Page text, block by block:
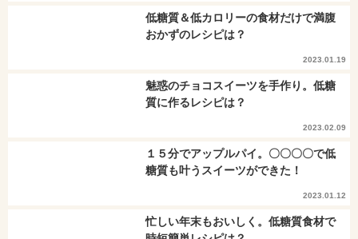
低糖質＆低カロリーの食材だけで満腹
おかずのレシピは？
2023.01.19
魅惑のチョコスイーツを手作り。低糖
質に作るレシピは？
2023.02.09
１５分でアップルパイ。〇〇〇〇で低
糖質も叶うスイーツができた！
2023.01.12
忙しい年末もおいしく。低糖質食材で